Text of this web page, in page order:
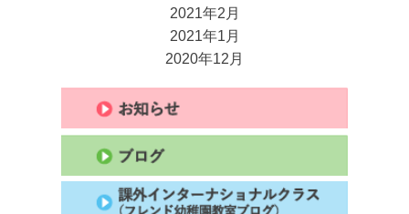
2021年2月
2021年1月
2020年12月